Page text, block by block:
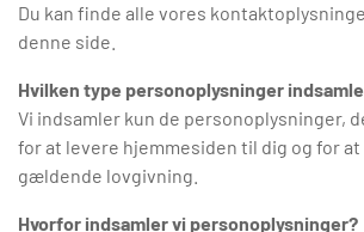
Du kan finde alle vores
denne side.
Hvilken type personoplysninger
Vi indsamler kun de personoplysninger,
for at levere hjemmesiden til dig og for
gældende lovgivning.
Hvorfor indsamler vi personoplysninger?